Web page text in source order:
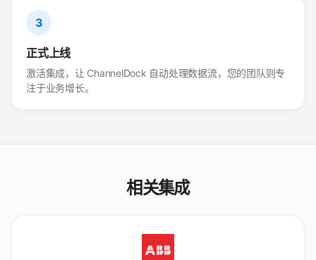
3
正式上线
激活集成，让 ChannelDock 自动处理数据流，您的团队则专
注于业务增长。
相关集成